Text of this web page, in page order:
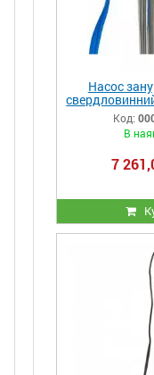
Насос
стійкий до
PRO 3-
Код:
В
7